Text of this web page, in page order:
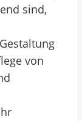
sind,
von